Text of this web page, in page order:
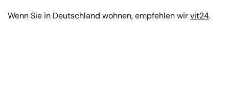
Wenn Sie in Deutschland wohnen, empfehlen wirvit24.